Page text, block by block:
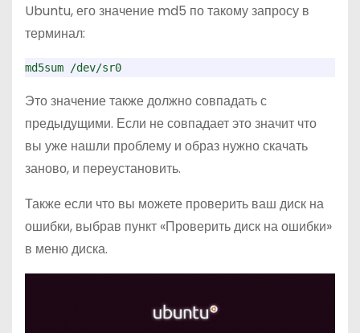
Ubuntu, его значение md5 по такому запросу в
терминал:
md5sum /dev/sr0
Это значение также должно совпадать с
предыдущими. Если не совпадает это значит что
вы уже нашли проблему и образ нужно скачать
заново, и переустановить.
Также если что вы можете проверить ваш диск на
ошибки, выбрав пункт «Проверить диск на ошибки»
в меню диска.